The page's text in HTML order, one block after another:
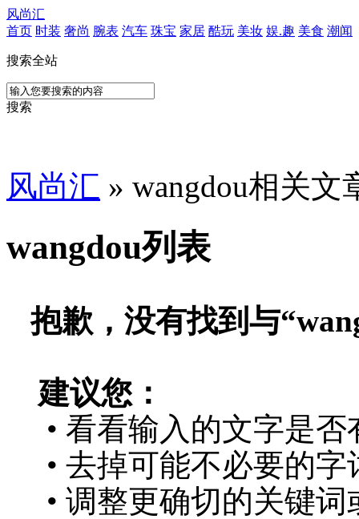
风尚汇
首页 时装 奢尚 腕表 汽车 珠宝 家居 酷玩 美妆 娱.趣 美食 潮闻
搜索全站
搜索
风尚汇 » wangdou相关文
wangdou列表
抱歉，没有找到与“
建议您：
• 看看输入的文字是否
• 去掉可能不必要的字
• 调整更确切的关键